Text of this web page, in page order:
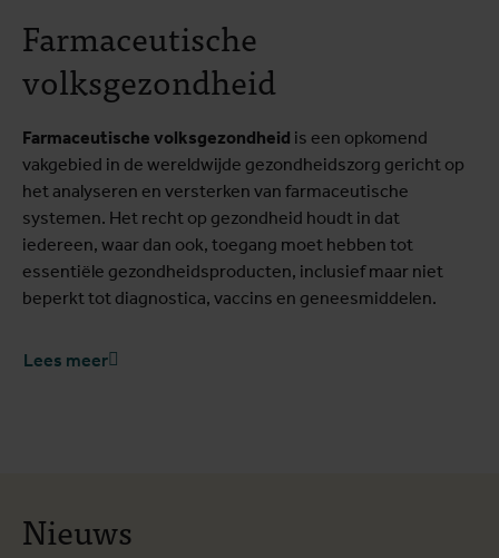
Farmaceutische
volksgezondheid
Farmaceutische volksgezondheid is een opkomend
vakgebied in de wereldwijde gezondheidszorg gericht op
het analyseren en versterken van farmaceutische
systemen. Het recht op gezondheid houdt in dat
iedereen, waar dan ook, toegang moet hebben tot
essentiële gezondheidsproducten, inclusief maar niet
beperkt tot diagnostica, vaccins en geneesmiddelen.
Lees meer
Nieuws